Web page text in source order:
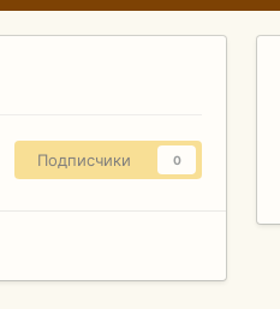
Подписчики 0